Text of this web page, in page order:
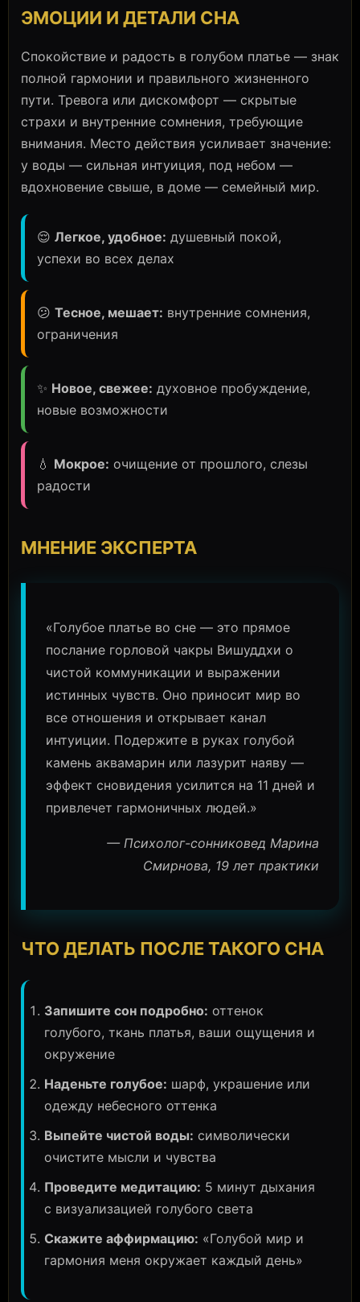
ЭМОЦИИ И ДЕТАЛИ СНА
Спокойствие и радость в голубом платье — знак
полной гармонии и правильного жизненного
пути. Тревога или дискомфорт — скрытые
страхи и внутренние сомнения, требующие
внимания. Место действия усиливает значение:
у воды — сильная интуиция, под небом —
вдохновение свыше, в доме — семейный мир.
😌 Легкое, удобное: душевный покой,
успехи во всех делах
😕 Тесное, мешает: внутренние сомнения,
ограничения
✨ Новое, свежее: духовное пробуждение,
новые возможности
💧 Мокрое: очищение от прошлого, слезы
радости
МНЕНИЕ ЭКСПЕРТА
«Голубое платье во сне — это прямое
послание горловой чакры Вишуддхи о
чистой коммуникации и выражении
истинных чувств. Оно приносит мир во
все отношения и открывает канал
интуиции. Подержите в руках голубой
камень аквамарин или лазурит наяву —
эффект сновидения усилится на 11 дней и
привлечет гармоничных людей.»
— Психолог-сонниковед Марина
Смирнова, 19 лет практики
ЧТО ДЕЛАТЬ ПОСЛЕ ТАКОГО СНА
Запишите сон подробно: оттенок
голубого, ткань платья, ваши ощущения и
окружение
Наденьте голубое: шарф, украшение или
одежду небесного оттенка
Выпейте чистой воды: символически
очистите мысли и чувства
Проведите медитацию: 5 минут дыхания
с визуализацией голубого света
Скажите аффирмацию: «Голубой мир и
гармония меня окружает каждый день»